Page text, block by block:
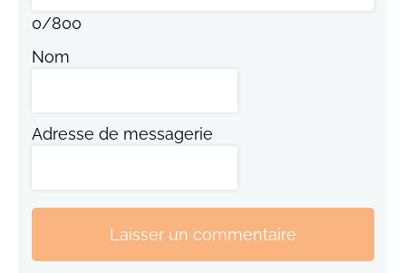
0/800
Nom
Adresse de messagerie
Laisser un commentaire